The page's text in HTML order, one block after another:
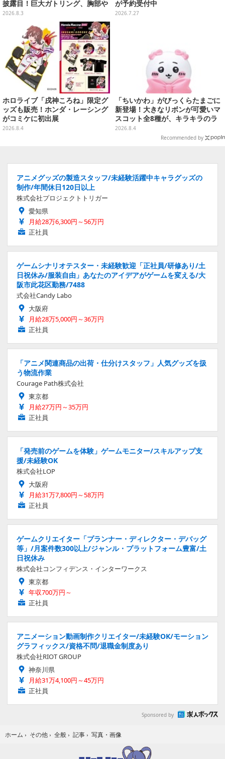
披露目！巨大ガトリング、胸部や
肩武装のハッチ展開までたっぷり
2026.8.3
が予約受付中
2026.7.27
ホロライブ「戌神ころね」限定グ
ッズも販売！ホンダ・レーシング
がコミケに初出展
2026.8.4
「ちいかわ」がびっくらたまごに
新登場！大きなリボンが可愛いマ
スコット全8種が、キラキラのラ
メ入り入浴剤から飛び出す
2026.8.4
Recommended by
アニメグッズの製造スタッフ/未経験活躍中キャラグッズの
制作/年間休日120日以上
株式会社プロジェクトトリガー
愛知県
月給28万6,300円～56万円
正社員
ゲームシナリオテスター・未経験歓迎「正社員/研修あり/土
日祝休み/服装自由」あなたのアイデアがゲームを変える/大
阪市此花区勤務/7488
式会社Candy Labo
大阪府
月給28万5,000円～36万円
正社員
「アニメ関連商品の出荷・仕分けスタッフ」人気グッズを扱
う物流作業
Courage Path株式会社
東京都
月給27万円～35万円
正社員
「発売前のゲームを体験」ゲームモニター/スキルアップ支
援/未経験OK
株式会社LOP
大阪府
月給31万7,800円～58万円
正社員
ゲームクリエイター「プランナー・ディレクター・デバッグ
等」/月案件数300以上/ジャンル・プラットフォーム豊富/土
日祝休み
株式会社コンフィデンス・インターワークス
東京都
年収700万円～
正社員
アニメーション動画制作クリエイター/未経験OK/モーション
グラフィックス/資格不問/退職金制度あり
株式会社RIOT GROUP
神奈川県
月給31万4,100円～45万円
正社員
Sponsored by
ホーム › その他 › 全般 › 記事 › 写真・画像